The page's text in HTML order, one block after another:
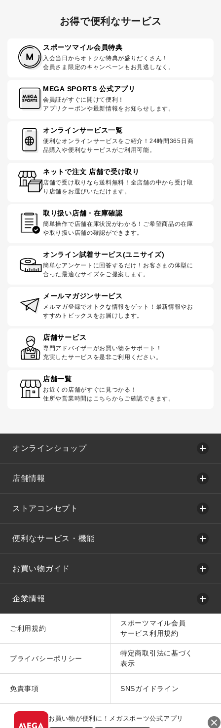
お得で便利なサービス
スポーツマイル会員特典
入会当日からオトクな特典が盛りだくさん！
会員さま限定のキャンペーンもお見逃しなく。
MEGA SPORTS 公式アプリ
会員証がすぐに開けて便利！
アプリクーポンや最新情報をお知らせします。
オンラインサービス一覧
便利なオンラインサービスをご紹介！24時間365日商
品購入や便利なサービスがご利用可能。
ネットで注文 店舗で受け取り
店舗で受け取りなら送料無料！全店舗の中から受け取
り店舗をお選びいただけます。
取り扱い店舗・在庫確認
簡単操作で店舗在庫状況がわかる！ご希望商品の在庫
や取り扱い店舗の確認ができます。
オンライン試着サービス(ユニサイズ)
簡単なアンケートに回答するだけ！お客さまの体型に
合った最適なサイズをご提案します。
メールマガジンサービス
メルマガ登録でオトクな情報をゲット！最新情報やお
すすめトピックスをお届けします。
店舗サービス
専門アドバイザーがお買い物をサポート！
充実したサービスを是非ご利用ください。
店舗一覧
お近くの店舗がすぐに見つかる！
住所や営業時間はこちらからご確認できます。
オンラインショップ
店舗情報
ストアコンセプト
便利なサービス・機能
お買い物ガイド
企業情報
ご利用規約
スポーツマイル会員
サービス利用規約
プライバシーポリシー
特定商取引法に基づく
表示
免責事項 SNSガイドライン
お買い物が便利に！メガスポーツ公式アプリ